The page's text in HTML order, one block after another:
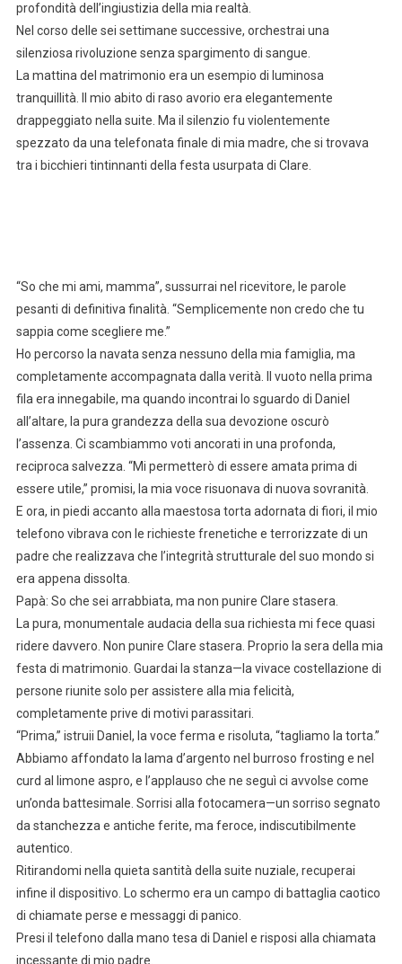
profondità dell’ingiustizia della mia realtà.
Nel corso delle sei settimane successive, orchestrai una
silenziosa rivoluzione senza spargimento di sangue.
La mattina del matrimonio era un esempio di luminosa
tranquillità. Il mio abito di raso avorio era elegantemente
drappeggiato nella suite. Ma il silenzio fu violentemente
spezzato da una telefonata finale di mia madre, che si trovava
tra i bicchieri tintinnanti della festa usurpata di Clare.
“So che mi ami, mamma”, sussurrai nel ricevitore, le parole
pesanti di definitiva finalità. “Semplicemente non credo che tu
sappia come scegliere me.”
Ho percorso la navata senza nessuno della mia famiglia, ma
completamente accompagnata dalla verità. Il vuoto nella prima
fila era innegabile, ma quando incontrai lo sguardo di Daniel
all’altare, la pura grandezza della sua devozione oscurò
l’assenza. Ci scambiammo voti ancorati in una profonda,
reciproca salvezza. “Mi permetterò di essere amata prima di
essere utile,” promisi, la mia voce risuonava di nuova sovranità.
E ora, in piedi accanto alla maestosa torta adornata di fiori, il mio
telefono vibrava con le richieste frenetiche e terrorizzate di un
padre che realizzava che l’integrità strutturale del suo mondo si
era appena dissolta.
Papà: So che sei arrabbiata, ma non punire Clare stasera.
La pura, monumentale audacia della sua richiesta mi fece quasi
ridere davvero. Non punire Clare stasera. Proprio la sera della mia
festa di matrimonio. Guardai la stanza—la vivace costellazione di
persone riunite solo per assistere alla mia felicità,
completamente prive di motivi parassitari.
“Prima,” istruii Daniel, la voce ferma e risoluta, “tagliamo la torta.”
Abbiamo affondato la lama d’argento nel burroso frosting e nel
curd al limone aspro, e l’applauso che ne seguì ci avvolse come
un’onda battesimale. Sorrisi alla fotocamera—un sorriso segnato
da stanchezza e antiche ferite, ma feroce, indiscutibilmente
autentico.
Ritirandomi nella quieta santità della suite nuziale, recuperai
infine il dispositivo. Lo schermo era un campo di battaglia caotico
di chiamate perse e messaggi di panico.
Presi il telefono dalla mano tesa di Daniel e risposi alla chiamata
incessante di mio padre.